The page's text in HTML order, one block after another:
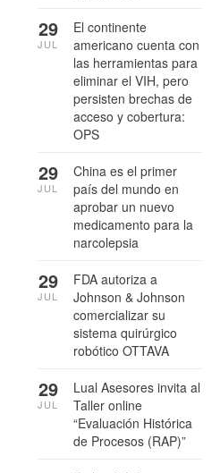
El continente
americano cuenta con
las herramientas para
eliminar el VIH, pero
persisten brechas de
acceso y cobertura:
OPS
29
JUL
China es el primer
país del mundo en
aprobar un nuevo
medicamento para la
narcolepsia
29
JUL
FDA autoriza a
Johnson & Johnson
comercializar su
sistema quirúrgico
robótico OTTAVA
29
JUL
Lual Asesores invita al
Taller online
“Evaluación Histórica
de Procesos (RAP)”
29
JUL